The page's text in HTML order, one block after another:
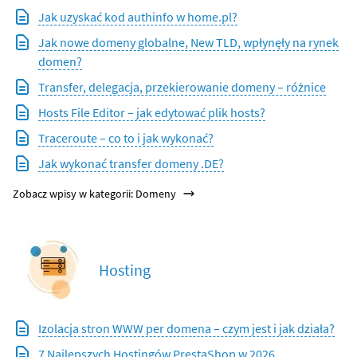
Jak uzyskać kod authinfo w home.pl?
Jak nowe domeny globalne, New TLD, wpłynęły na rynek
domen?
Transfer, delegacja, przekierowanie domeny – różnice
Hosts File Editor – jak edytować plik hosts?
Traceroute – co to i jak wykonać?
Jak wykonać transfer domeny .DE?
Zobacz wpisy w kategorii: Domeny
Hosting
Izolacja stron WWW per domena – czym jest i jak działa?